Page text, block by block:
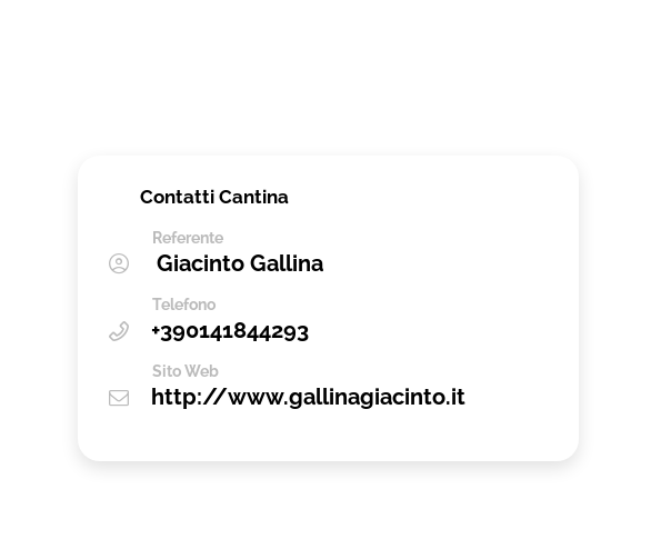
Contatti Cantina
Referente
Giacinto Gallina
Telefono
+390141844293
Sito Web
http://www.gallinagiacinto.it